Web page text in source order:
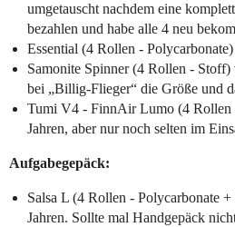
umgetauscht nachdem eine
bezahlen und habe alle 4 neu
Essential (4 Rollen -
Samonite Spinner (4 Rollen -
bei „Billig-Flieger“ die Größe und
Tumi V4 - FinnAir Lumo (4 Rollen
Jahren, aber nur noch selten im
Aufgabegepäck:
Salsa L (4 Rollen - Polycarbonate
Jahren. Sollte mal Handgepäck